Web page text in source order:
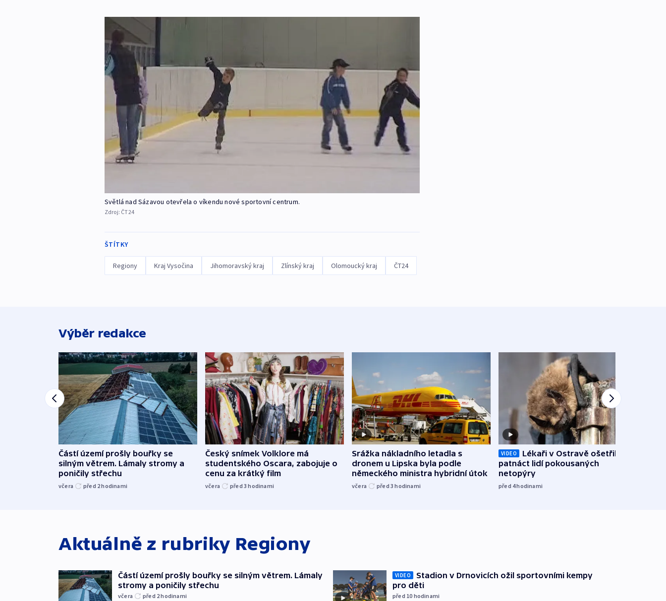
Světlá nad Sázavou otevřela o víkendu nové sportovní centrum.
Zdroj: ČT24
ŠTÍTKY
Regiony Kraj Vysočina Jihomoravský kraj Zlínský kraj Olomoucký kraj ČT24
Výběr redakce
Částí území prošly bouřky se
silným větrem. Lámaly stromy a
poničily střechu
včera před 2hodinami
Český snímek Volklore má
studentského Oscara, zabojuje o
cenu za krátký film
včera před 3hodinami
Srážka nákladního letadla s
dronem u Lipska byla podle
německého ministra hybridní útok
včera před 3hodinami
VIDEO
Lékaři v Ostravě ošetřili už
patnáct lidí pokousaných
netopýry
před 4hodinami
Aktuálně z rubriky Regiony
Částí území prošly bouřky se silným větrem. Lámaly
stromy a poničily střechu
včera před 2hodinami
VIDEO
Stadion v Drnovicích ožil sportovními kempy
pro děti
před 10 hodinami